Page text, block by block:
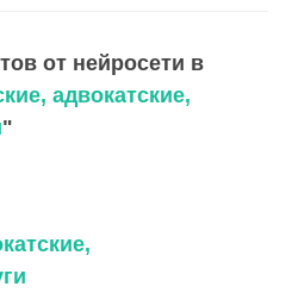
от нейросети в
адвокатские,
"